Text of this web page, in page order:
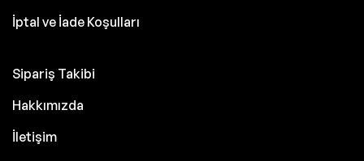
İptal ve İade Koşulları
Sipariş Takibi
Hakkımızda
İletişim